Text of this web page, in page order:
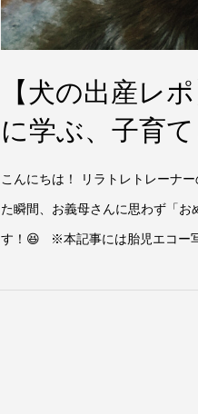
【犬の出産レ
に学ぶ、子育
こんにちは！ リラトレトレーナ
た瞬間、お義母さんに思わず「
す！😆 ※本記事には胎児エコー